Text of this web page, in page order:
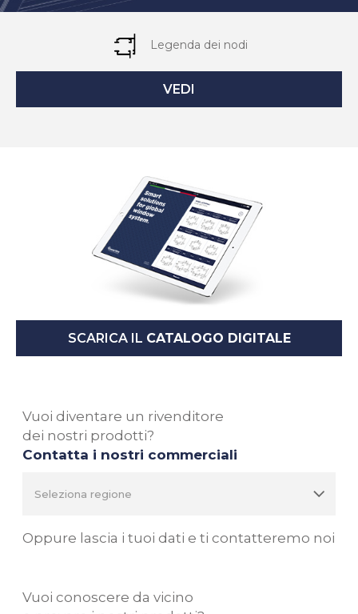
Legenda dei nodi
VEDI
SCARICA IL CATALOGO DIGITALE
Vuoi diventare un rivenditore
dei nostri prodotti?
Contatta i nostri commerciali
Oppure lascia i tuoi dati e ti contatteremo noi
Vuoi conoscere da vicino